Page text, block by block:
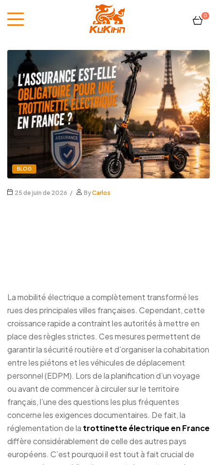
Kukirin
France
0
BLOG
25 de juin de 2026 ByCarlos
La mobilité électrique a complètement transformé les
rues des principales villes françaises. Cependant, cette
croissance rapide a contraint les autorités à mettre en
place des règles strictes. Ces mesures permettent de
garantir la sécurité routière et d’organiser la cohabitation
entre les piétons et les véhicules de déplacement
personnel (EDPM). Lors de la planification d’un voyage
ou avant de commencer à circuler sur le territoire
français, l’une des questions les plus fréquentes
concerne les exigences documentaires. De fait, la
réglementation de la trottinette électrique en France
diffère considérablement de celle des autres pays
européens. C’est pourquoi il est tout à fait crucial de